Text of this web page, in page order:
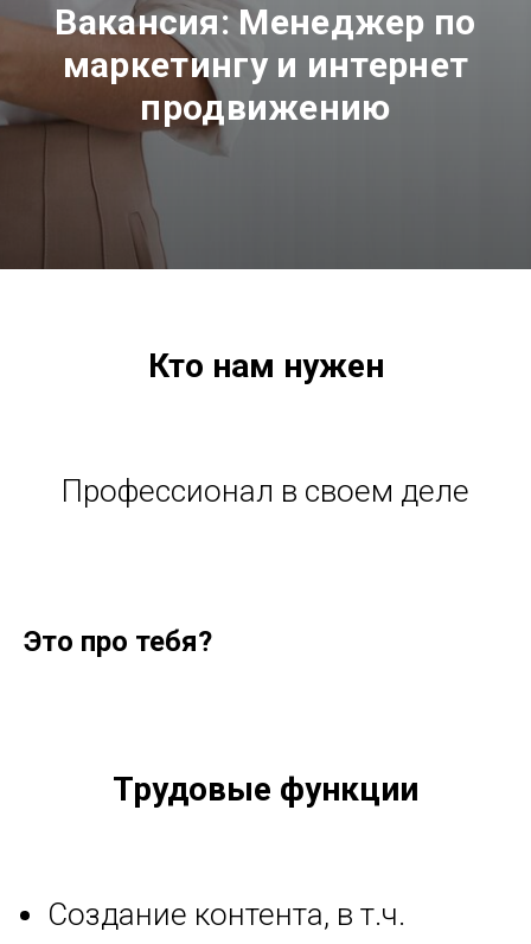
Вакансия: Менеджер по
маркетингу и интернет
продвижению
Кто нам нужен
Профессионал в своем деле
Это про тебя?
Трудовые функции
Создание контента, в т.ч.